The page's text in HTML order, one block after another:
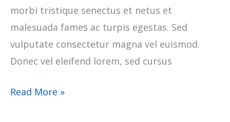
morbi tristique senectus et netus et
malesuada fames ac turpis egestas. Sed
vulputate consectetur magna vel euismod.
Donec vel eleifend lorem, sed cursus
Read More »